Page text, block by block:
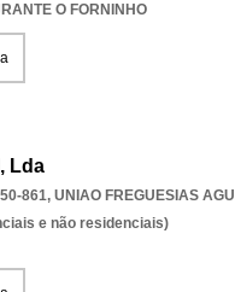
O FORNINHO
Lda
861, UNIAO FREGUESIAS
e não residenciais)